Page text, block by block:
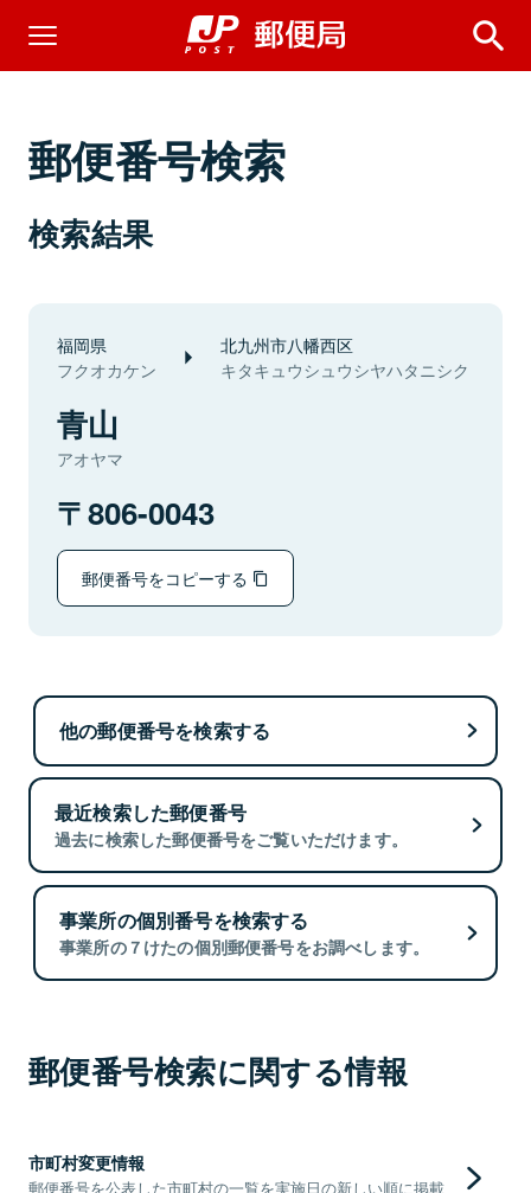
郵便番号検索
検索結果
福岡県
フクオカケン
北九州市八幡西区
キタキュウシュウシヤハタニシク
青山
アオヤマ
806-0043
郵便番号をコピーする
他の郵便番号を検索する
最近検索した郵便番号
過去に検索した郵便番号をご覧いただけます。
事業所の個別番号を検索する
事業所の７けたの個別郵便番号をお調べします。
郵便番号検索に関する情報
市町村変更情報
郵便番号を公表した市町村の一覧を実施日の新しい順に掲載